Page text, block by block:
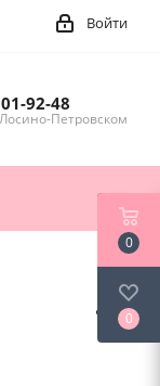
Войти
92-48
Петровском
0
0